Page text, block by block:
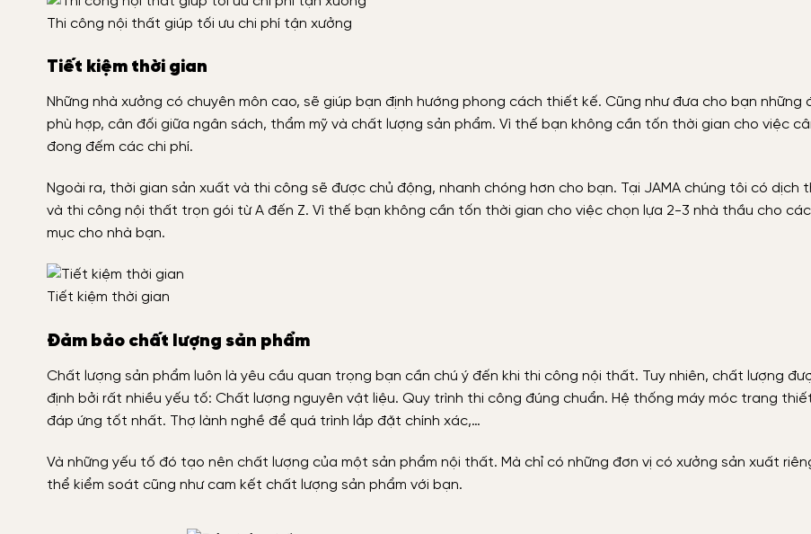
Thi công nội thất giúp tối ưu chi phí tận xưởng
Tiết kiệm thời gian
Những nhà xưởng có chuyên môn cao, sẽ giúp bạn định hướng phong cách thiết kế. Cũng như đưa cho bạn những
phù hợp, cân đối giữa ngân sách, thẩm mỹ và chất lượng sản phẩm. Vì thế bạn không cần tốn thời gian cho việc
đong đếm các chi phí.
Ngoài ra, thời gian sản xuất và thi công sẽ được chủ động, nhanh chóng hơn cho bạn. Tại JAMA chúng tôi có dịch
và thi công nội thất trọn gói từ A đến Z. Vì thế bạn không cần tốn thời gian cho việc chọn lựa 2-3 nhà thầu cho
mục cho nhà bạn.
Tiết kiệm thời gian
Đảm bảo chất lượng sản phẩm
Chất lượng sản phẩm luôn là yêu cầu quan trọng bạn cần chú ý đến khi thi công nội thất. Tuy nhiên, chất lượng
định bởi rất nhiều yếu tố: Chất lượng nguyên vật liệu. Quy trình thi công đúng chuẩn. Hệ thống máy móc trang
đáp ứng tốt nhất. Thợ lành nghề để quá trình lắp đặt chính xác,…
Và những yếu tố đó tạo nên chất lượng của một sản phẩm nội thất. Mà chỉ có những đơn vị có xưởng sản xuất
thể kiểm soát cũng như cam kết chất lượng sản phẩm với bạn.